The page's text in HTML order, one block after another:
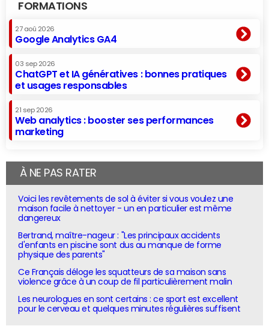
FORMATIONS
27 aoû 2026
Google Analytics GA4
03 sep 2026
ChatGPT et IA génératives : bonnes pratiques
et usages responsables
21 sep 2026
Web analytics : booster ses performances
marketing
À NE PAS RATER
Voici les revêtements de sol à éviter si vous voulez une
maison facile à nettoyer - un en particulier est même
dangereux
Bertrand, maître-nageur : "Les principaux accidents
d'enfants en piscine sont dus au manque de forme
physique des parents"
Ce Français déloge les squatteurs de sa maison sans
violence grâce à un coup de fil particulièrement malin
Les neurologues en sont certains : ce sport est excellent
pour le cerveau et quelques minutes régulières suffisent